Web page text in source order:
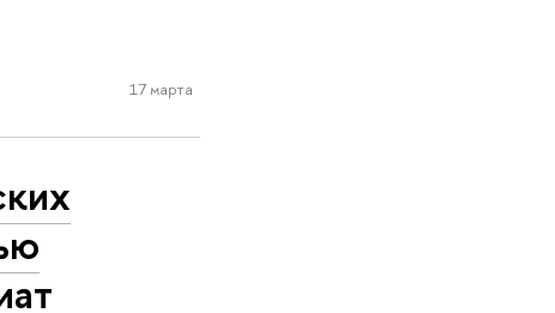
17 марта